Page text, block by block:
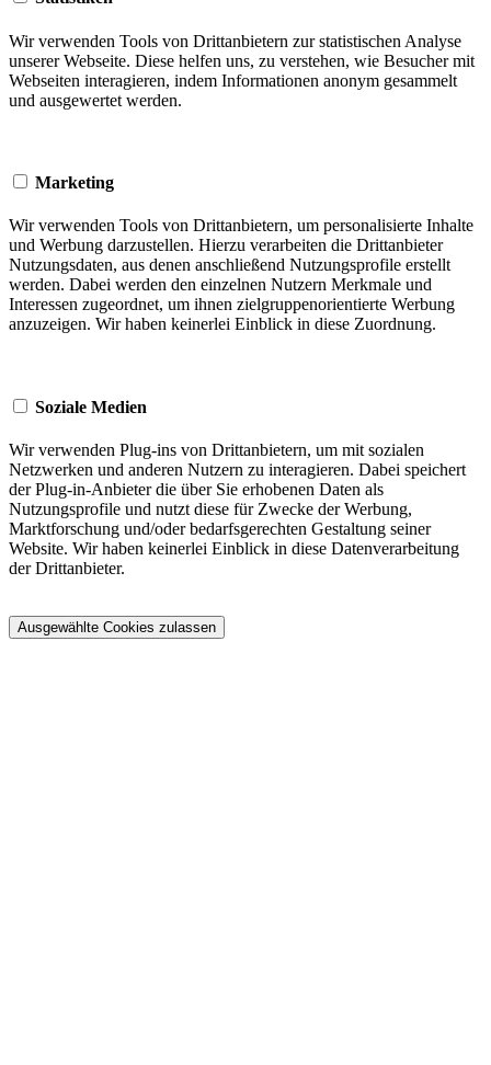
Wir verwenden Tools von Drittanbietern zur statistischen Analyse
unserer Webseite. Diese helfen uns, zu verstehen, wie Besucher mit
Webseiten interagieren, indem Informationen anonym gesammelt
und ausgewertet werden.
Marketing
Wir verwenden Tools von Drittanbietern, um personalisierte Inhalte
und Werbung darzustellen. Hierzu verarbeiten die Drittanbieter
Nutzungsdaten, aus denen anschließend Nutzungsprofile erstellt
werden. Dabei werden den einzelnen Nutzern Merkmale und
Interessen zugeordnet, um ihnen zielgruppenorientierte Werbung
anzuzeigen. Wir haben keinerlei Einblick in diese Zuordnung.
Soziale Medien
Wir verwenden Plug-ins von Drittanbietern, um mit sozialen
Netzwerken und anderen Nutzern zu interagieren. Dabei speichert
der Plug-in-Anbieter die über Sie erhobenen Daten als
Nutzungsprofile und nutzt diese für Zwecke der Werbung,
Marktforschung und/oder bedarfsgerechten Gestaltung seiner
Website. Wir haben keinerlei Einblick in diese Datenverarbeitung
der Drittanbieter.
Ausgewählte Cookies zulassen